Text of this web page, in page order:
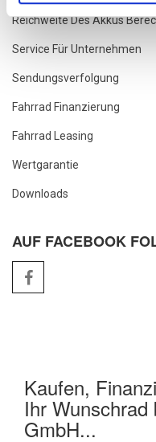
Reichweite Des Akkus
Service Für Unternehmen
Sendungsverfolgung
Fahrrad Finanzierung
Fahrrad Leasing
Wertgarantie
Downloads
AUF FACEBOOK
Kaufen,
Ihr
GmbH...